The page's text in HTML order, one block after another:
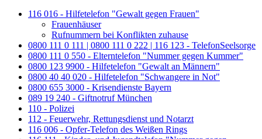
116 016 - Hilfetelefon "Gewalt gegen Frauen"
Frauenhäuser
Rufnummern bei Konflikten zuhause
0800 111 0 111 | 0800 111 0 222 | 116 123 - TelefonSeelsorge
0800 111 0 550 - Elterntelefon "Nummer gegen Kummer"
0800 123 9900 - Hilfetelefon "Gewalt an Männern"
0800 40 40 020 - Hilfetelefon "Schwangere in Not"
0800 655 3000 - Krisendienste Bayern
089 19 240 - Giftnotruf München
110 - Polizei
112 - Feuerwehr, Rettungsdienst und Notarzt
116 006 - Opfer-Telefon des Weißen Rings